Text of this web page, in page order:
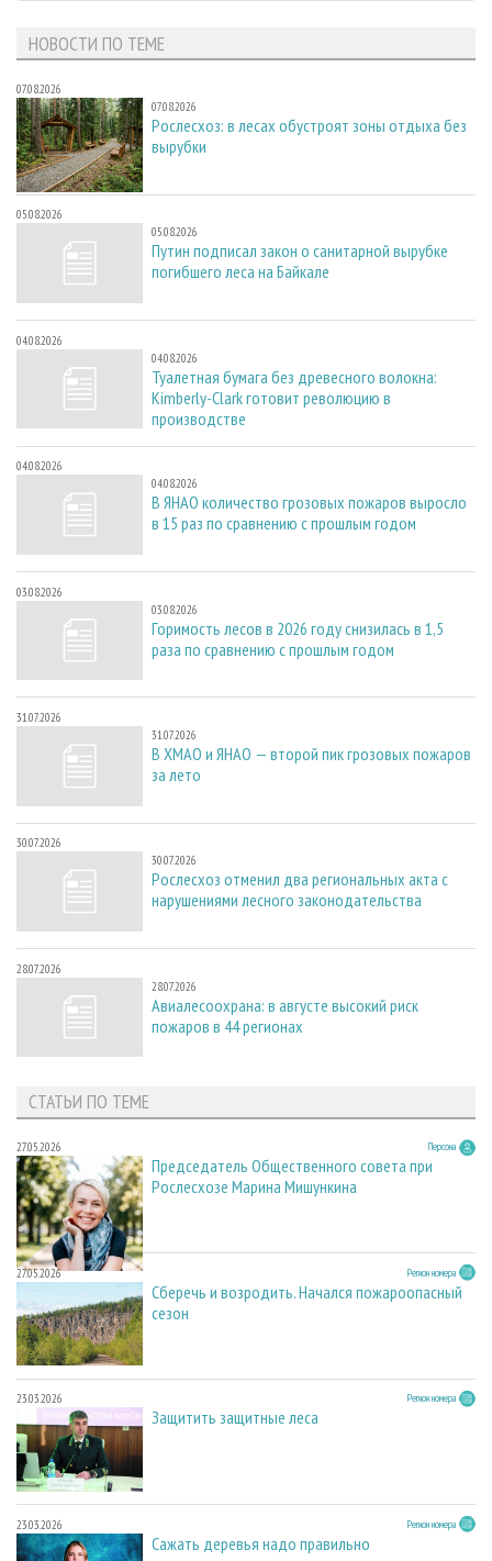
НОВОСТИ ПО ТЕМЕ
07.08.2026
07.08.2026
Рослесхоз: в лесах обустроят зоны отдыха без
вырубки
05.08.2026
05.08.2026
Путин подписал закон о санитарной вырубке
погибшего леса на Байкале
04.08.2026
04.08.2026
Туалетная бумага без древесного волокна:
Kimberly-Clark готовит революцию в
производстве
04.08.2026
04.08.2026
В ЯНАО количество грозовых пожаров выросло
в 15 раз по сравнению с прошлым годом
03.08.2026
03.08.2026
Горимость лесов в 2026 году снизилась в 1,5
раза по сравнению с прошлым годом
31.07.2026
31.07.2026
В ХМАО и ЯНАО — второй пик грозовых пожаров
за лето
30.07.2026
30.07.2026
Рослесхоз отменил два региональных акта с
нарушениями лесного законодательства
28.07.2026
28.07.2026
Авиалесоохрана: в августе высокий риск
пожаров в 44 регионах
СТАТЬИ ПО ТЕМЕ
27.05.2026 Персона
Председатель Общественного совета при
Рослесхозе Марина Мишункина
27.05.2026 Регион номера
Сберечь и возродить. Начался пожароопасный
сезон
23.03.2026 Регион номера
Защитить защитные леса
23.03.2026 Регион номера
Сажать деревья надо правильно